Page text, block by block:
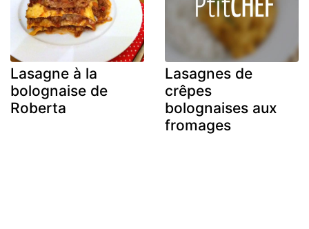
Lasagne à la
bolognaise de
Roberta
Lasagnes de
crêpes
bolognaises aux
fromages